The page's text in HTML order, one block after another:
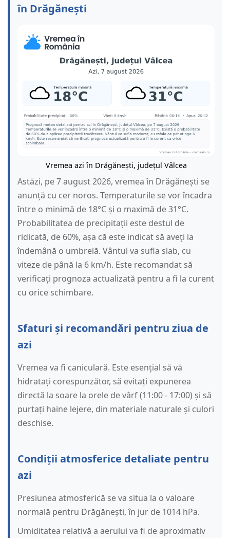
în Drăgănești
Vremea azi în Drăgănești, județul Vâlcea
Astăzi, pe 7 august 2026, vremea în Drăgănești se
anunță cu cer noros. Temperaturile se vor încadra
între o minimă de 18°C și o maximă de 31°C.
Probabilitatea de precipitații este destul de
ridicată, de 60%, așa că este indicat să aveți la
îndemână o umbrelă. Vântul va sufla slab, cu
viteze de până la 6 km/h. Este recomandat să
verificați prognoza actualizată pentru a fi la curent
cu orice schimbare.
Sfaturi și recomandări pentru ziua de
azi
Vremea va fi caniculară. Este esențial să vă
hidratați corespunzător, să evitați expunerea
directă la soare la orele de vârf (11:00 - 17:00) și să
purtați haine lejere, din materiale naturale și culori
deschise.
Condiții atmosferice detaliate pentru
azi
Presiunea atmosferică se va situa la o valoare
normală pentru Drăgănești, în jur de 1014 hPa.
Umiditatea relativă a aerului va fi de aproximativ